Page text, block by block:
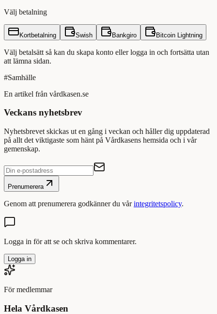
Välj betalning
Kortbetalning Swish Bankgiro Bitcoin Lightning
Välj betalsätt så kan du skapa konto eller logga in och fortsätta utan
att lämna sidan.
#Samhälle
En artikel från vårdkasen.se
Veckans nyhetsbrev
Nyhetsbrevet skickas ut en gång i veckan och håller dig uppdaterad
på allt det viktigaste som hänt på Vårdkasens hemsida och i vår
gemenskap.
Prenumerera
Genom att prenumerera godkänner du vår integritetspolicy.
Logga in för att se och skriva kommentarer.
Logga in
För medlemmar
Hela Vårdkasen